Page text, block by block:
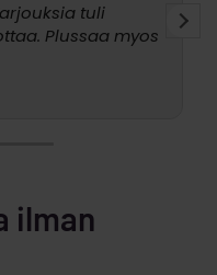
tuli
Plussaa myos
ilman